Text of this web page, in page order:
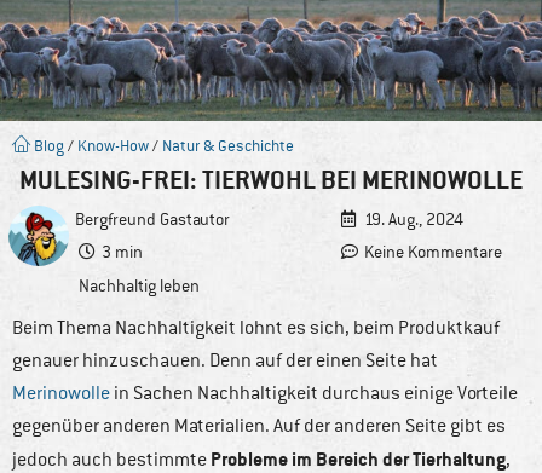
Blog / Know-How/ Natur & Geschichte
MULESING-FREI: TIERWOHL BEI MERINOWOLLE
Bergfreund Gastautor
19. Aug., 2024
3 min
Keine Kommentare
Nachhaltig leben
Beim Thema Nachhaltigkeit lohnt es sich, beim Produktkauf
genauer hinzuschauen. Denn auf der einen Seite hat
Merinowolle in Sachen Nachhaltigkeit durchaus einige Vorteile
gegenüber anderen Materialien. Auf der anderen Seite gibt es
jedoch auch bestimmte Probleme im Bereich der Tierhaltung,